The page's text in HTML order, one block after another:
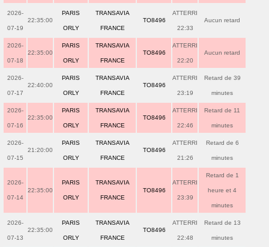
2026-
07-19
22:35:00
PARIS
ORLY
TRANSAVIA
FRANCE
TO8496
ATTERRI
22:33
Aucun retard
2026-
07-18
22:35:00
PARIS
ORLY
TRANSAVIA
FRANCE
TO8496
ATTERRI
22:20
Aucun retard
2026-
07-17
22:40:00
PARIS
ORLY
TRANSAVIA
FRANCE
TO8496
ATTERRI
23:19
Retard de 39
minutes
2026-
07-16
22:35:00
PARIS
ORLY
TRANSAVIA
FRANCE
TO8496
ATTERRI
22:46
Retard de 11
minutes
2026-
07-15
21:20:00
PARIS
ORLY
TRANSAVIA
FRANCE
TO8496
ATTERRI
21:26
Retard de 6
minutes
2026-
07-14
22:35:00
PARIS
ORLY
TRANSAVIA
FRANCE
TO8496
ATTERRI
23:39
Retard de 1
heure et 4
minutes
2026-
07-13
22:35:00
PARIS
ORLY
TRANSAVIA
FRANCE
TO8496
ATTERRI
22:48
Retard de 13
minutes